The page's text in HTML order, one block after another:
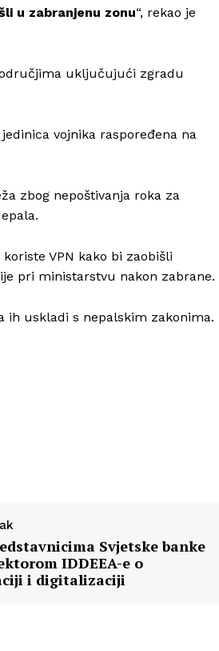
Info
Kontakt
u zabranjenu zonu“, rekao je
uključujući zgradu
vojnika raspoređena na
zbog nepoštivanja roka za
VPN kako bi zaobišli
pri ministarstvu nakon zabrane.
ih uskladi s nepalskim zakonima.
Svjetske banke
IDDEEA-e o
i digitalizaciji